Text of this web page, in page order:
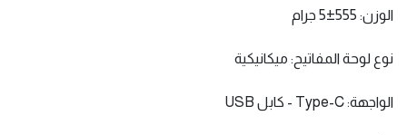
الأبعاد: 292*102*38 مم
مضاد للظلال: مفاتيح كاملة
الوزن: 555±5 جرام